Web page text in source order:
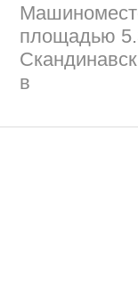
площадью
в